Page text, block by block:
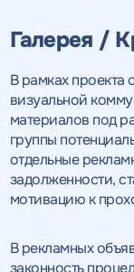
Галерея /
В рамках проекта
визуальной
материалов под
группы
отдельные
задолженности,
мотивацию к
В рекламных
законность